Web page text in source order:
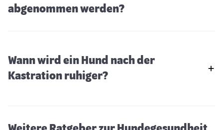
abgenommen werden?
Wann wird ein Hund nach der
Kastration ruhiger?
Krallen schneiden beim Hund